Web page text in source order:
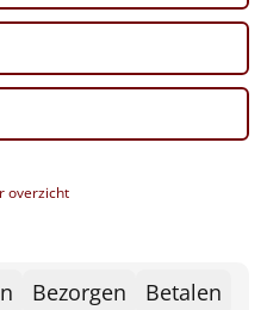
overzicht
Bezorgen Betalen